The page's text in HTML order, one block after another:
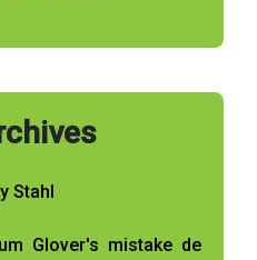
Stahl
Glover's mistake de